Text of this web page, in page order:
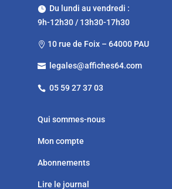
Du lundi au vendredi :
9h-12h30 / 13h30-17h30
 10 rue de Foix – 64000 PAU
 legales@affiches64.com
 05 59 27 37 03
Qui sommes-nous
Mon compte
Abonnements
Lire le journal